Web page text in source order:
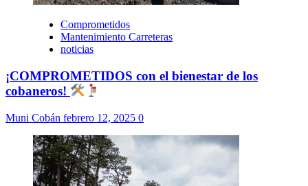
Comprometidos
Mantenimiento Carreteras
noticias
¡COMPROMETIDOS con el bienestar de los
cobaneros!
Muni Cobán febrero 12, 2025 0